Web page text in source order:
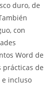
duro, de
con
Word de
prácticas de
incluso